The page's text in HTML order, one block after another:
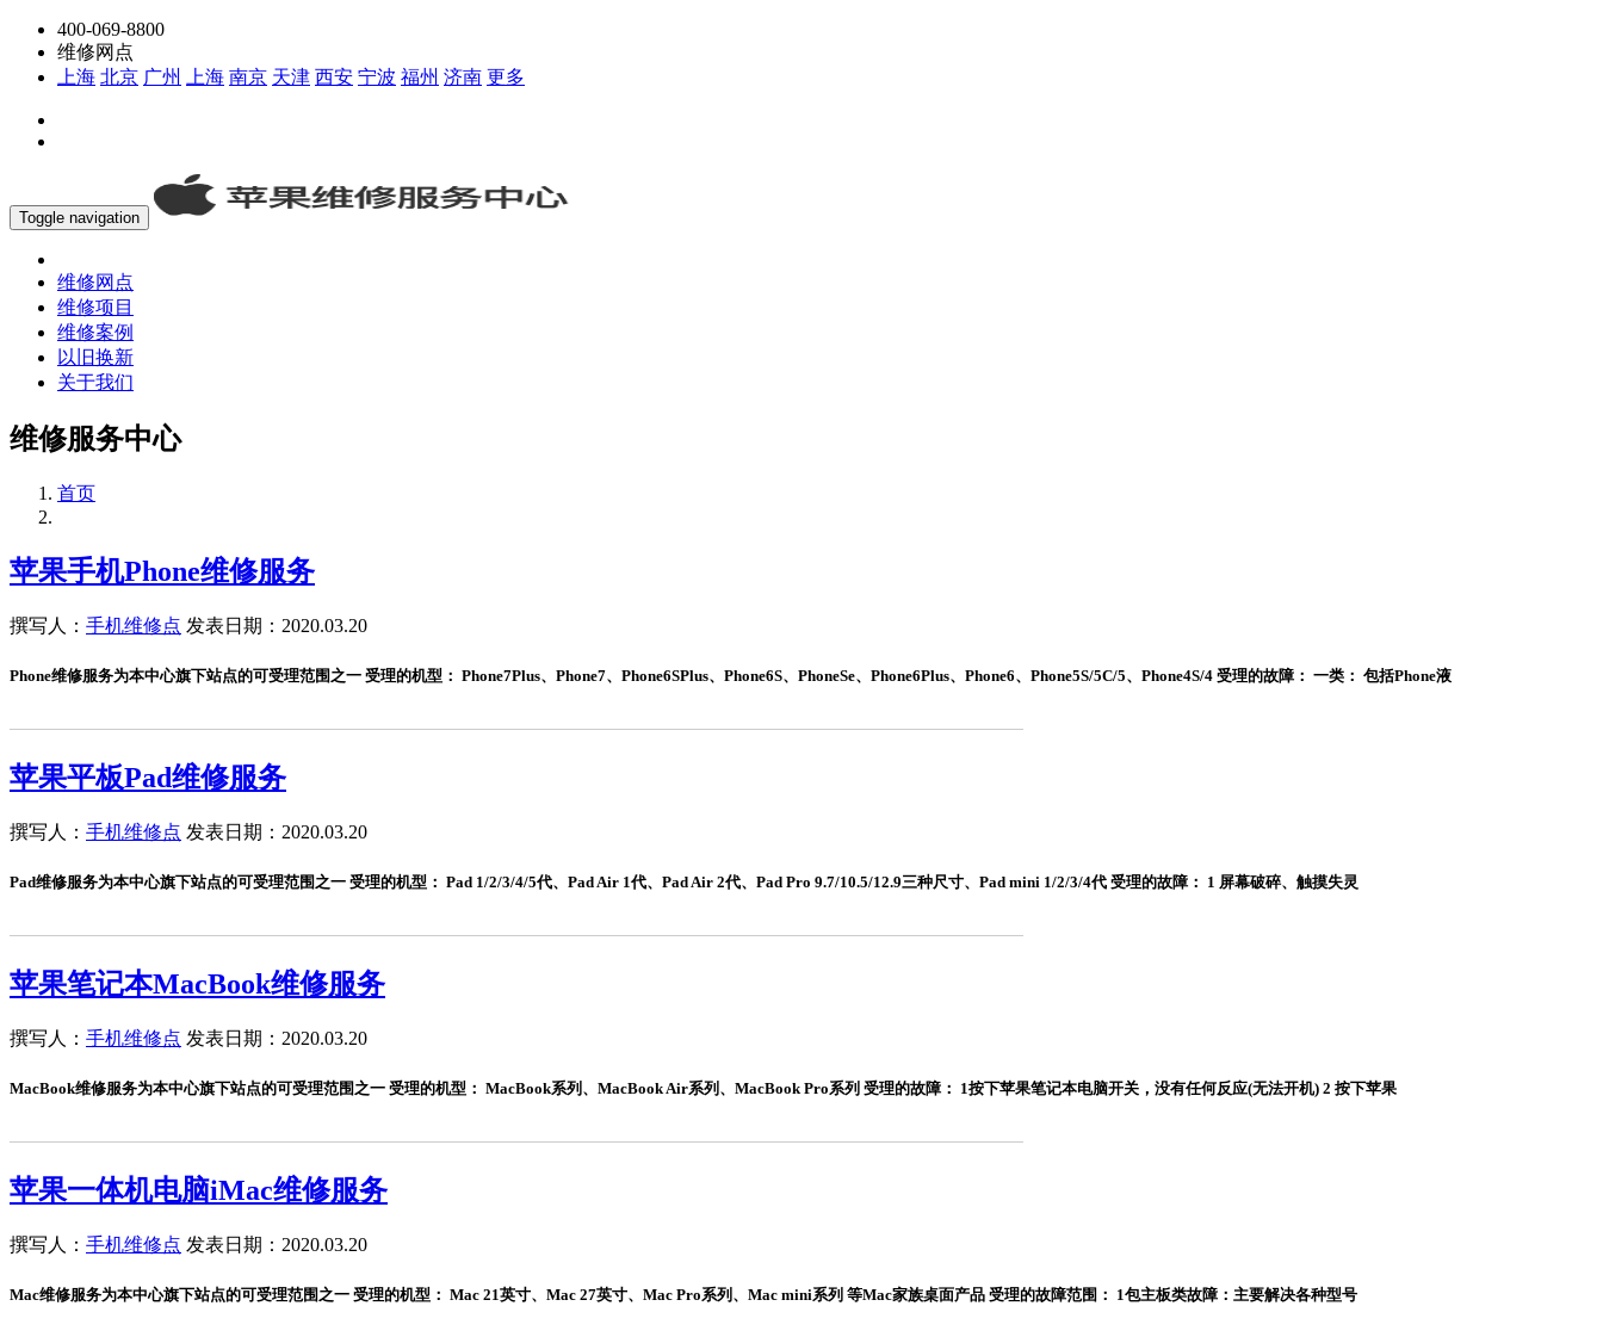
400-069-8800
维修网点
上海 北京 广州 上海 南京 天津 西安 宁波 福州 济南 更多
Toggle navigation
维修网点
维修项目
维修案例
以旧换新
关于我们
维修服务中心
首页
苹果手机Phone维修服务
撰写人： 手机维修点 发表日期：2020.03.20
Phone维修服务为本中心旗下站点的可受理范围之一 受理的机型： Phone7Plus、Phone7、Phone6SPlus、Phone6S、PhoneSe、Phone6Plus、Phone6、Phone5S/5C/5、Phone4S/4 受理的故障： 一类： 包括Phone液
苹果平板Pad维修服务
撰写人： 手机维修点 发表日期：2020.03.20
Pad维修服务为本中心旗下站点的可受理范围之一 受理的机型： Pad 1/2/3/4/5代、Pad Air 1代、Pad Air 2代、Pad Pro 9.7/10.5/12.9三种尺寸、Pad mini 1/2/3/4代 受理的故障： 1 屏幕破碎、触摸失灵
苹果笔记本MacBook维修服务
撰写人： 手机维修点 发表日期：2020.03.20
MacBook维修服务为本中心旗下站点的可受理范围之一 受理的机型： MacBook系列、MacBook Air系列、MacBook Pro系列 受理的故障： 1按下苹果笔记本电脑开关，没有任何反应(无法开机) 2 按下苹果
苹果一体机电脑iMac维修服务
撰写人： 手机维修点 发表日期：2020.03.20
Mac维修服务为本中心旗下站点的可受理范围之一 受理的机型： Mac 21英寸、Mac 27英寸、Mac Pro系列、Mac mini系列 等Mac家族桌面产品 受理的故障范围： 1包主板类故障：主要解决各种型号